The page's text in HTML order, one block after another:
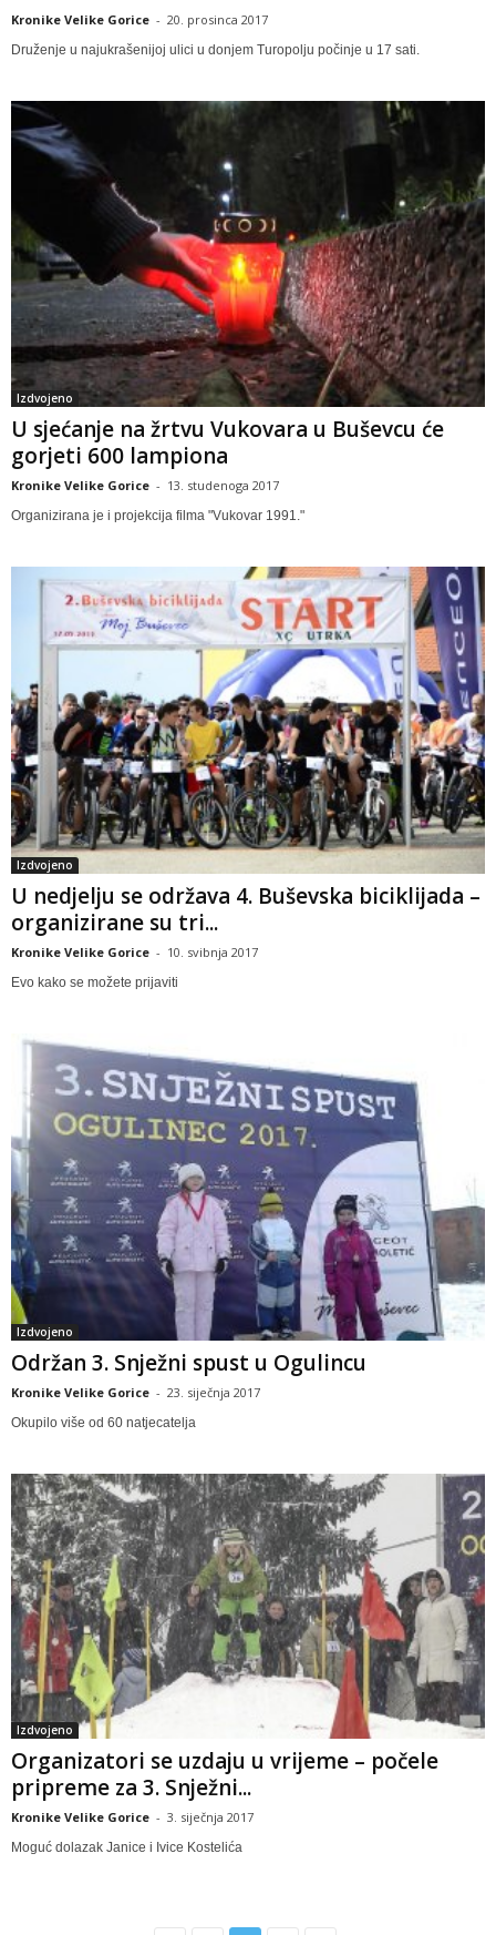
Kronike Velike Gorice - 20. prosinca 2017
Druženje u najukrašenijoj ulici u donjem Turopolju počinje u 17 sati.
Izdvojeno
U sjećanje na žrtvu Vukovara u Buševcu će
gorjeti 600 lampiona
Kronike Velike Gorice - 13. studenoga 2017
Organizirana je i projekcija filma "Vukovar 1991."
Izdvojeno
U nedjelju se održava 4. Buševska biciklijada –
organizirane su tri...
Kronike Velike Gorice - 10. svibnja 2017
Evo kako se možete prijaviti
Izdvojeno
Održan 3. Snježni spust u Ogulincu
Kronike Velike Gorice - 23. siječnja 2017
Okupilo više od 60 natjecatelja
Izdvojeno
Organizatori se uzdaju u vrijeme – počele
pripreme za 3. Snježni...
Kronike Velike Gorice - 3. siječnja 2017
Moguć dolazak Janice i Ivice Kostelića